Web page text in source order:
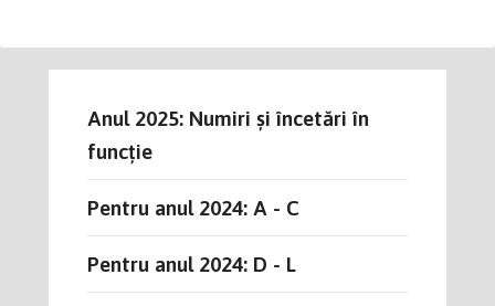
Anul 2025: Numiri și încetări în
funcție
Pentru anul 2024: A - C
Pentru anul 2024: D - L